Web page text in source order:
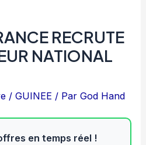
RECRUTE
NATIONAL
/GUINEE / ParGod Hand
en temps réel !